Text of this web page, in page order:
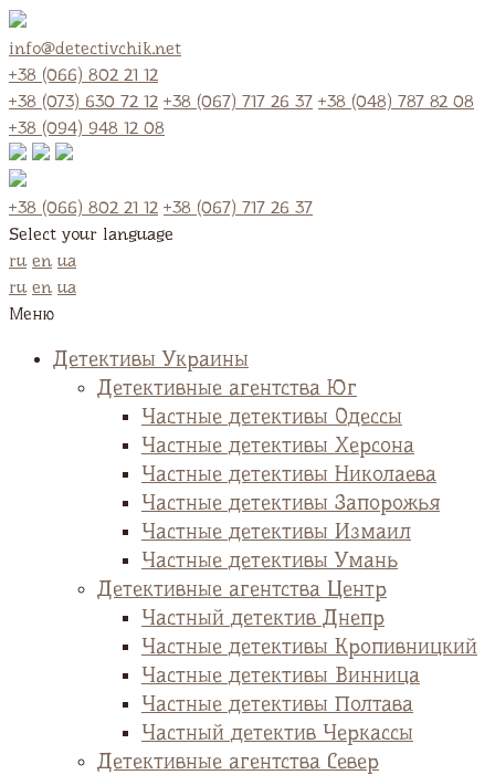
info@detectivchik.net
+38 (066) 802 21 12
+38 (073) 630 72 12 +38 (067) 717 26 37 +38 (048) 787 82 08
+38 (094) 948 12 08
+38 (066) 802 21 12 +38 (067) 717 26 37
Select your language
ru en ua
ru en ua
Меню
Детективы Украины
Детективные агентства Юг
Частные детективы Одессы
Частные детективы Херсона
Частные детективы Николаева
Частные детективы Запорожья
Частные детективы Измаил
Частные детективы Умань
Детективные агентства Центр
Частный детектив Днепр
Частные детективы Кропивницкий
Частные детективы Винница
Частные детективы Полтава
Частный детектив Черкассы
Детективные агентства Север